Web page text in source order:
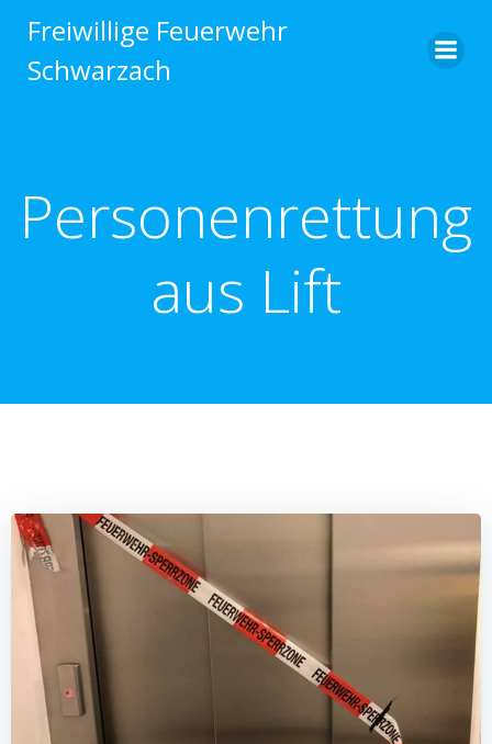
Inhalt
Freiwillige Feuerwehr
Schwarzach
Personenrettung
aus Lift